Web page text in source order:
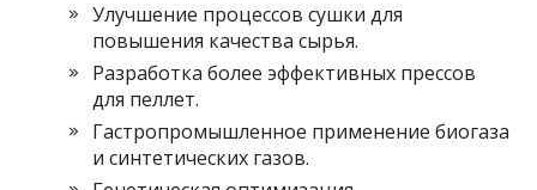
Улучшение процессов сушки для
повышения качества сырья.
Разработка более эффективных прессов
для пеллет.
Гастропромышленное применение биогаза
и синтетических газов.